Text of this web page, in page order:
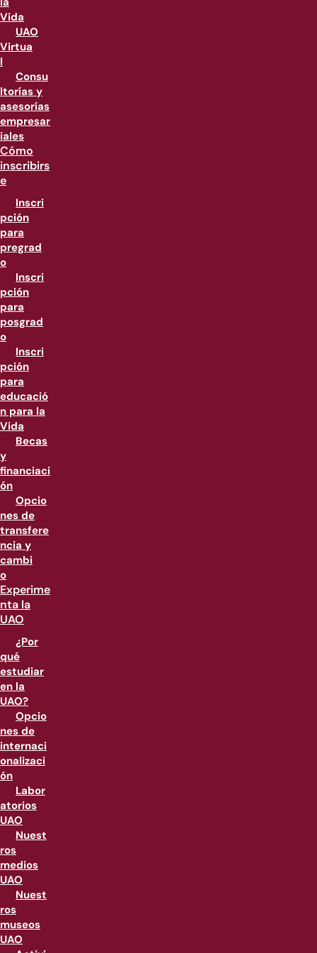
Vida
UAO
Virtua
l
Consu
ltorías y
asesorías
empresar
iales
Cómo
inscribirs
e
Inscri
pción
para
pregrad
o
Inscri
pción
para
posgrad
o
Inscri
pción
para
educació
n para la
Vida
Becas
y
financiaci
ón
Opcio
nes de
transfere
ncia y
cambi
o
Experime
nta la
UAO
¿Por
qué
estudiar
en la
UAO?
Opcio
nes de
internaci
onalizaci
ón
Labor
atorios
UAO
Nuest
ros
medios
UAO
Nuest
ros
museos
UAO